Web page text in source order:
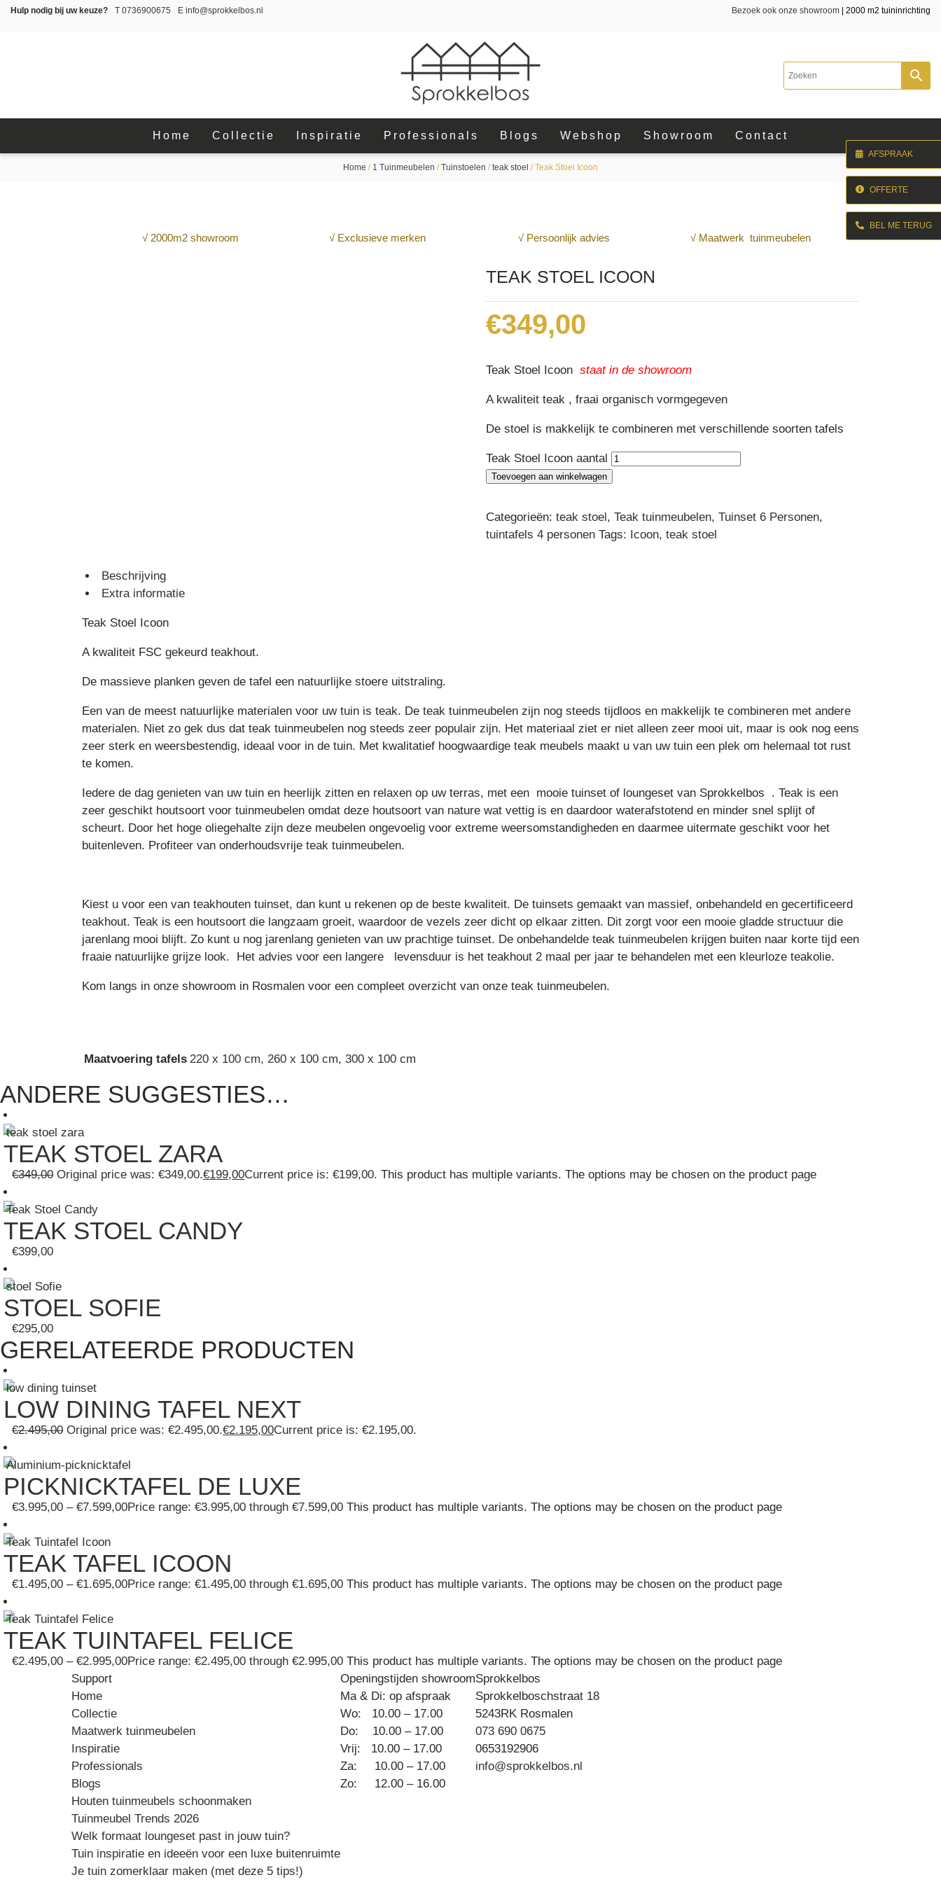
Hulp nodig bij uw keuze? T 0736900675 E info@sprokkelbos.nl Bezoek ook onze showroom | 2000 m2 tuininrichting
Home Collectie Inspiratie Professionals Blogs Webshop Showroom Contact
AFSPRAAK
OFFERTE
BEL ME TERUG
Home / 1 Tuinmeubelen /Tuinstoelen /teak stoel / Teak Stoel Icoon
√ 2000m2 showroom √ Exclusieve merken √ Persoonlijk advies √ Maatwerk tuinmeubelen
TEAK STOEL ICOON
€349,00
Teak Stoel Icoonstaat in de showroom
A kwaliteit teak , fraai organisch vormgegeven
De stoel is makkelijk te combineren met verschillende soorten tafels
Teak Stoel Icoon aantal
Toevoegen aan winkelwagen
Categorieën:teak stoel,Teak tuinmeubelen,Tuinset 6 Personen,
tuintafels 4 personen Tags: Icoon,teak stoel
Beschrijving
Extra informatie
Teak Stoel Icoon
A kwaliteit FSC gekeurd teakhout.
De massieve planken geven de tafel een natuurlijke stoere uitstraling.
Een van de meest natuurlijke materialen voor uw tuin is teak. De teak tuinmeubelen zijn nog steeds tijdloos en makkelijk te combineren met andere
materialen. Niet zo gek dus dat teak tuinmeubelen nog steeds zeer populair zijn. Het materiaal ziet er niet alleen zeer mooi uit, maar is ook nog eens
zeer sterk en weersbestendig, ideaal voor in de tuin. Met kwalitatief hoogwaardige teak meubels maakt u van uw tuin een plek om helemaal tot rust
te komen.
Iedere de dag genieten van uw tuin en heerlijk zitten en relaxen op uw terras, met een mooie tuinset of loungeset van Sprokkelbos . Teak is een
zeer geschikt houtsoort voor tuinmeubelen omdat deze houtsoort van nature wat vettig is en daardoor waterafstotend en minder snel splijt of
scheurt. Door het hoge oliegehalte zijn deze meubelen ongevoelig voor extreme weersomstandigheden en daarmee uitermate geschikt voor het
buitenleven. Profiteer van onderhoudsvrije teak tuinmeubelen.
Kiest u voor een van teakhouten tuinset, dan kunt u rekenen op de beste kwaliteit. De tuinsets gemaakt van massief, onbehandeld en gecertificeerd
teakhout. Teak is een houtsoort die langzaam groeit, waardoor de vezels zeer dicht op elkaar zitten. Dit zorgt voor een mooie gladde structuur die
jarenlang mooi blijft. Zo kunt u nog jarenlang genieten van uw prachtige tuinset. De onbehandelde teak tuinmeubelen krijgen buiten naar korte tijd een
fraaie natuurlijke grijze look. Het advies voor een langere levensduur is het teakhout 2 maal per jaar te behandelen met een kleurloze teakolie.
Kom langs in onze showroom in Rosmalen voor een compleet overzicht van onze teak tuinmeubelen.
Maatvoering tafels 220 x 100 cm, 260 x 100 cm, 300 x 100 cm
ANDERE SUGGESTIES…
TEAK STOEL ZARA
€349,00 Original price was: €349,00.€199,00Current price is: €199,00. This product has multiple variants. The options may be chosen on the product page
TEAK STOEL CANDY
€399,00
STOEL SOFIE
€295,00
GERELATEERDE PRODUCTEN
LOW DINING TAFEL NEXT
€2.495,00 Original price was: €2.495,00.€2.195,00Current price is: €2.195,00.
PICKNICKTAFEL DE LUXE
€3.995,00 – €7.599,00Price range: €3.995,00 through €7.599,00 This product has multiple variants. The options may be chosen on the product page
TEAK TAFEL ICOON
€1.495,00 – €1.695,00Price range: €1.495,00 through €1.695,00 This product has multiple variants. The options may be chosen on the product page
TEAK TUINTAFEL FELICE
€2.495,00 – €2.995,00Price range: €2.495,00 through €2.995,00 This product has multiple variants. The options may be chosen on the product page
Support
Home
Collectie
Maatwerk tuinmeubelen
Inspiratie
Professionals
Blogs
Houten tuinmeubels schoonmaken
Tuinmeubel Trends 2026
Welk formaat loungeset past in jouw tuin?
Tuin inspiratie en ideeën voor een luxe buitenruimte
Je tuin zomerklaar maken (met deze 5 tips!)
Openingstijden showroom
Ma & Di: op afspraak
Wo: 10.00 – 17.00
Do: 10.00 – 17.00
Vrij: 10.00 – 17.00
Za: 10.00 – 17.00
Zo: 12.00 – 16.00
Sprokkelbos
Sprokkelboschstraat 18
5243RK Rosmalen
073 690 0675
0653192906
info@sprokkelbos.nl